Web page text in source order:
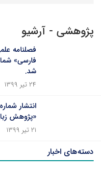
پژوهشی - آرشیو
فصلنامه
شد.
۲۴ تیر ۱۳۹۹
انتشار
«پژوهش
۲۱ تیر ۱۳۹۹
دسته‌های اخبار